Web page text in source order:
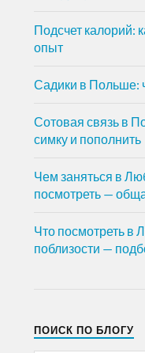
Подсчет калорий:
опыт
Садики в Польше:
Сотовая связь в
симку и пополнить
Чем заняться в
посмотреть —
Что посмотреть в
поблизости —
ПОИСК ПО БЛОГУ